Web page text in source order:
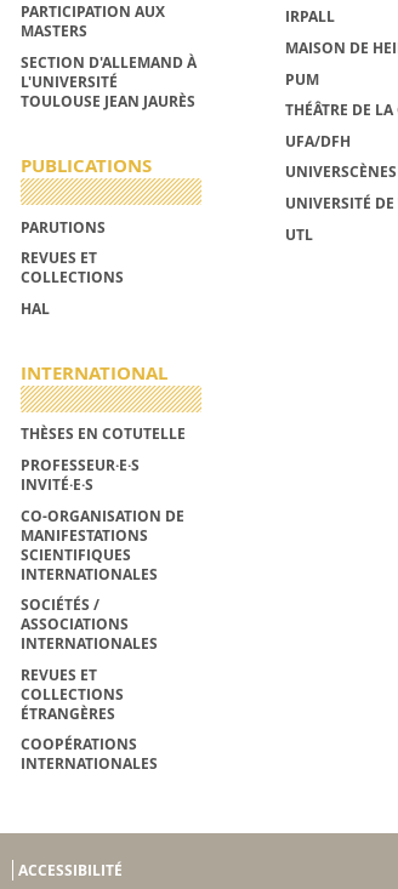
PARTICIPATION AUX
MASTERS
SECTION D'ALLEMAND À
L'UNIVERSITÉ
TOULOUSE JEAN JAURÈS
PUBLICATIONS
PARUTIONS
REVUES ET
COLLECTIONS
HAL
INTERNATIONAL
THÈSES EN COTUTELLE
PROFESSEUR·E·S
INVITÉ·E·S
CO-ORGANISATION DE
MANIFESTATIONS
SCIENTIFIQUES
INTERNATIONALES
SOCIÉTÉS /
ASSOCIATIONS
INTERNATIONALES
REVUES ET
COLLECTIONS
ÉTRANGÈRES
COOPÉRATIONS
INTERNATIONALES
IRPALL
MAISON DE
PUM
THÉÂTRE DE LA
UFA/DFH
UNIVERSCÈNES
UNIVERSITÉ
UTL
ACCESSIBILITÉ